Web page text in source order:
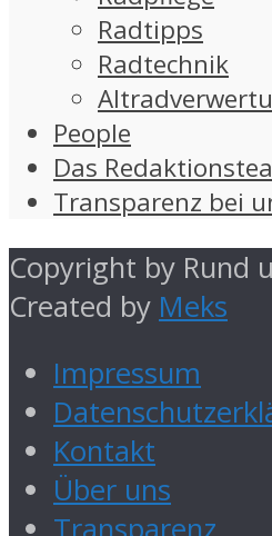
Radtipps
Radtechnik
People
Das
Transparenz bei
Copyright by Rund
Created by Meks
Impressum
Kontakt
Über uns